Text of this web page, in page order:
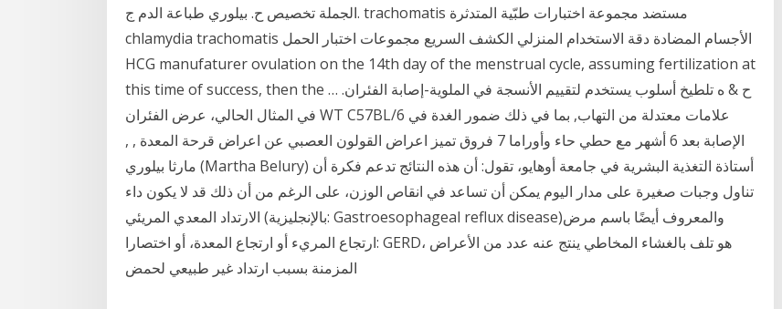
الجملة تخصيص ح. بيلوري طباعة الدم ج. trachomatis مستضد مجموعة اختبارات طبّية المتدثرة
chlamydia trachomatis الأجسام المضادة دقة الاستخدام المنزلي الكشف السريع مجموعات اختبار الحمل
HCG manufaturer ovulation on the 14th day of the menstrual cycle, assuming fertilization at
this time of success, then the … ح & ه تلطيخ أسلوب يستخدم لتقييم الأنسجة في الملوية-إصابة الفئران.
في المثال الحالي، عرض الفئران WT C57BL/6 علامات معتدلة من التهاب, بما في ذلك ضمور الغدة في
الإصابة بعد 6 أشهر مع حطي حاء وأوراما 7 فروق تميز اعراض القولون العصبي عن اعراض قرحة المعدة , ,
مارثا بيلوري (Martha Belury) أستاذة التغذية البشرية في جامعة أوهايو، تقول: أن هذه النتائج تدعم فكرة أن
تناول وجبات صغيرة على مدار اليوم يمكن أن تساعد في انقاص الوزن، على الرغم من أن ذلك قد لا يكون داء
الارتداد المعدي المريئي (بالإنجليزية: Gastroesophageal reflux disease)‏ والمعروف أيضًا باسم مرض
ارتجاع المريء أو ارتجاع المعدة، أو اختصارا: GERD، هو تلف بالغشاء المخاطي ينتج عنه عدد من الأعراض
المزمنة بسبب ارتداد غير طبيعي لحمض